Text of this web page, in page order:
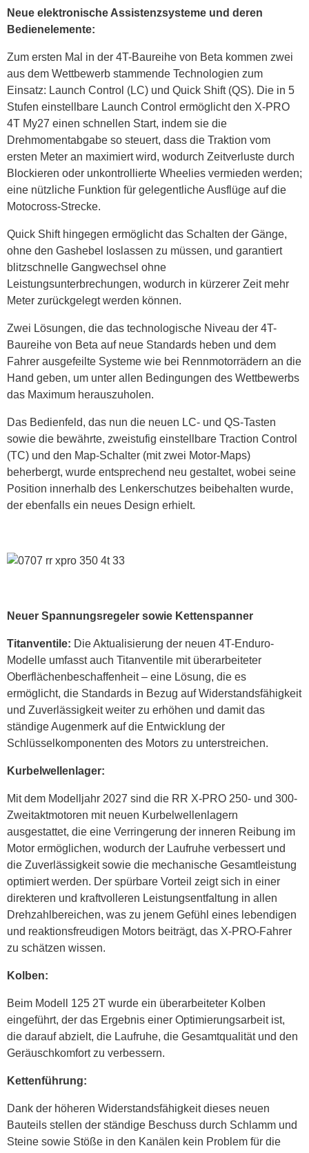
Neue elektronische Assistenzsysteme und deren
Bedienelemente:
Zum ersten Mal in der 4T-Baureihe von Beta kommen zwei
aus dem Wettbewerb stammende Technologien zum
Einsatz: Launch Control (LC) und Quick Shift (QS). Die in 5
Stufen einstellbare Launch Control ermöglicht den X-PRO
4T My27 einen schnellen Start, indem sie die
Drehmomentabgabe so steuert, dass die Traktion vom
ersten Meter an maximiert wird, wodurch Zeitverluste durch
Blockieren oder unkontrollierte Wheelies vermieden werden;
eine nützliche Funktion für gelegentliche Ausflüge auf die
Motocross-Strecke.
Quick Shift hingegen ermöglicht das Schalten der Gänge,
ohne den Gashebel loslassen zu müssen, und garantiert
blitzschnelle Gangwechsel ohne
Leistungsunterbrechungen, wodurch in kürzerer Zeit mehr
Meter zurückgelegt werden können.
Zwei Lösungen, die das technologische Niveau der 4T-
Baureihe von Beta auf neue Standards heben und dem
Fahrer ausgefeilte Systeme wie bei Rennmotorrädern an die
Hand geben, um unter allen Bedingungen des Wettbewerbs
das Maximum herauszuholen.
Das Bedienfeld, das nun die neuen LC- und QS-Tasten
sowie die bewährte, zweistufig einstellbare Traction Control
(TC) und den Map-Schalter (mit zwei Motor-Maps)
beherbergt, wurde entsprechend neu gestaltet, wobei seine
Position innerhalb des Lenkerschutzes beibehalten wurde,
der ebenfalls ein neues Design erhielt.
Neuer Spannungsregeler sowie Kettenspanner
Titanventile: Die Aktualisierung der neuen 4T-Enduro-
Modelle umfasst auch Titanventile mit überarbeiteter
Oberflächenbeschaffenheit – eine Lösung, die es
ermöglicht, die Standards in Bezug auf Widerstandsfähigkeit
und Zuverlässigkeit weiter zu erhöhen und damit das
ständige Augenmerk auf die Entwicklung der
Schlüsselkomponenten des Motors zu unterstreichen.
Kurbelwellenlager:
Mit dem Modelljahr 2027 sind die RR X-PRO 250- und 300-
Zweitaktmotoren mit neuen Kurbelwellenlagern
ausgestattet, die eine Verringerung der inneren Reibung im
Motor ermöglichen, wodurch der Laufruhe verbessert und
die Zuverlässigkeit sowie die mechanische Gesamtleistung
optimiert werden. Der spürbare Vorteil zeigt sich in einer
direkteren und kraftvolleren Leistungsentfaltung in allen
Drehzahlbereichen, was zu jenem Gefühl eines lebendigen
und reaktionsfreudigen Motors beiträgt, das X-PRO-Fahrer
zu schätzen wissen.
Kolben:
Beim Modell 125 2T wurde ein überarbeiteter Kolben
eingeführt, der das Ergebnis einer Optimierungsarbeit ist,
die darauf abzielt, die Laufruhe, die Gesamtqualität und den
Geräuschkomfort zu verbessern.
Kettenführung:
Dank der höheren Widerstandsfähigkeit dieses neuen
Bauteils stellen der ständige Beschuss durch Schlamm und
Steine sowie Stöße in den Kanälen kein Problem für die